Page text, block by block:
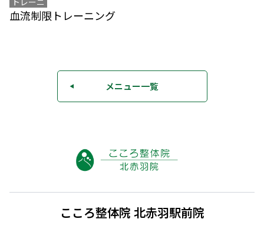
ング
血流制限トレーニング
◀ メニュー一覧
こころ整体院 北赤羽駅前院